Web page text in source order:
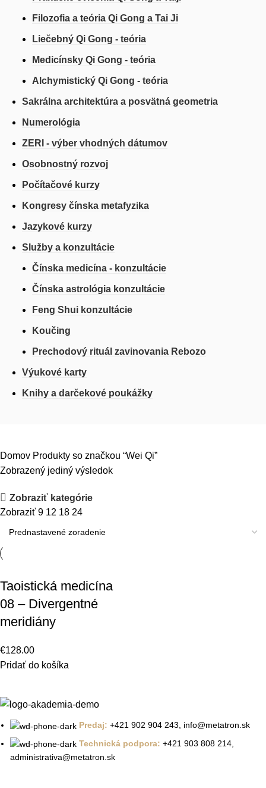
Filozofia a teória Qi Gong a Tai Ji
Liečebný Qi Gong - teória
Medicínsky Qi Gong - teória
Alchymistický Qi Gong - teória
Sakrálna architektúra a posvätná geometria
Numerológia
ZERI - výber vhodných dátumov
Osobnostný rozvoj
Počítačové kurzy
Kongresy čínska metafyzika
Jazykové kurzy
Služby a konzultácie
Čínska medicína - konzultácie
Čínska astrológia konzultácie
Feng Shui konzultácie
Koučing
Prechodový rituál zavinovania Rebozo
Výukové karty
Knihy a darčekové poukážky
Domov Produkty so značkou “Wei Qi”
Zobrazený jediný výsledok
Zobraziť kategórie
Zobraziť 9 12 18 24
Taoistická medicína
08 – Divergentné
meridiány
€128.00
Pridať do košíka
Predaj: +421 902 904 243, info@metatron.sk
Technická podpora: +421 903 808 214,
administrativa@metatron.sk